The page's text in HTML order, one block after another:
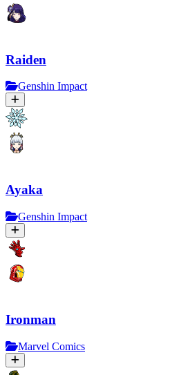
Raiden
Genshin Impact
Ayaka
Genshin Impact
Ironman
Marvel Comics